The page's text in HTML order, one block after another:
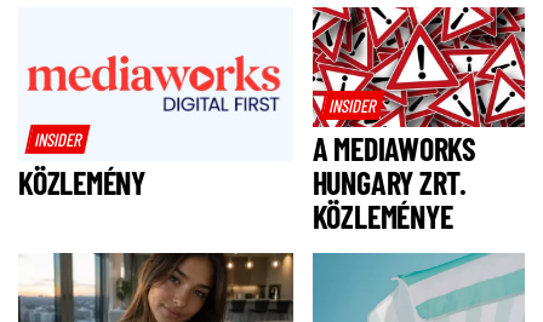
INSIDER
KÖZLEMÉNY
INSIDER
A MEDIAWORKS
HUNGARY ZRT.
KÖZLEMÉNYE